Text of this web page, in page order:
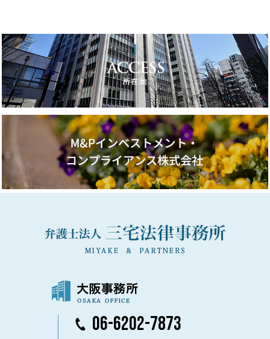
06-6202-7873